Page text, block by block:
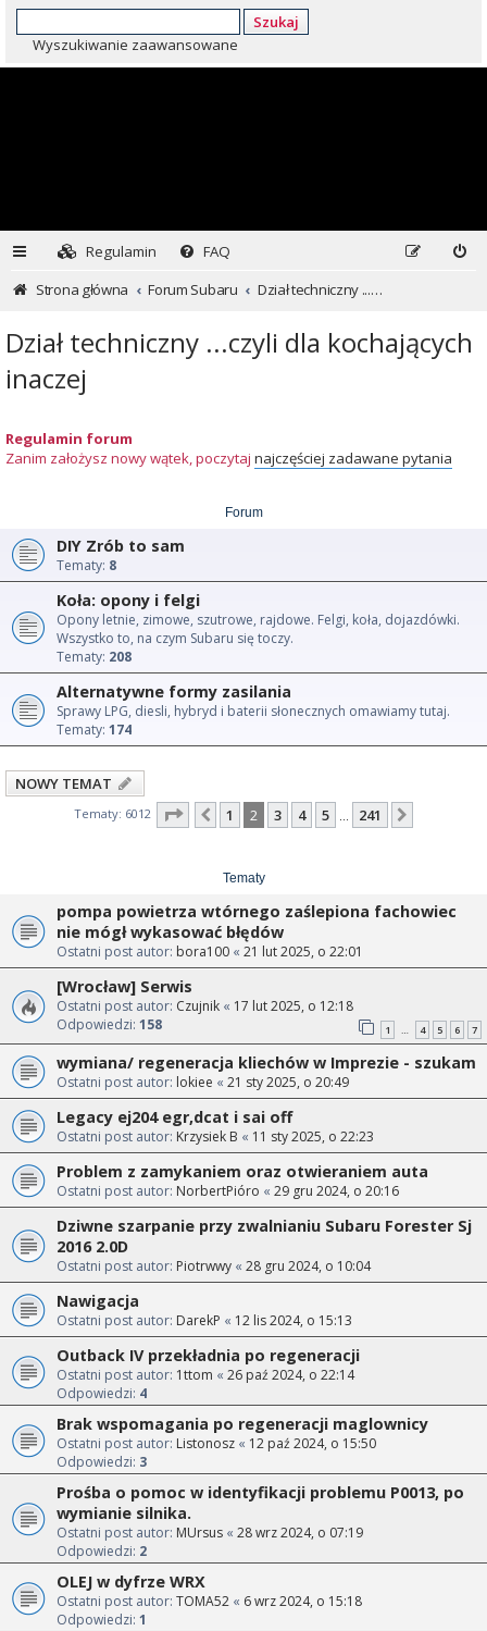
Szukaj
Wyszukiwanie zaawansowane
Regulamin
FAQ
Strona główna
Forum Subaru Dział techniczny ...czyli dla kochających inaczej
Dział techniczny ...czyli dla kochających
inaczej
Regulamin forum
Zanim założysz nowy wątek, poczytaj najczęściej zadawane pytania
Forum
DIY Zrób to sam
Tematy: 8
Koła: opony i felgi
Opony letnie, zimowe, szutrowe, rajdowe. Felgi, koła, dojazdówki.
Wszystko to, na czym Subaru się toczy.
Tematy: 208
Alternatywne formy zasilania
Sprawy LPG, diesli, hybryd i baterii słonecznych omawiamy tutaj.
Tematy: 174
NOWY TEMAT
Tematy: 6012 Strona z241
Poprzednia
1 2 3 4 5 241
Tematy
pompa powietrza wtórnego zaślepiona fachowiec
nie mógł wykasować błędów
Ostatni post autor: bora100 « 21 lut 2025, o 22:01
[Wrocław] Serwis
Ostatni post autor: Czujnik « 17 lut 2025, o 12:18
Odpowiedzi: 158 1 … 4 5 6 7
wymiana/ regeneracja kliechów w Imprezie - szukam
Ostatni post autor: lokiee « 21 sty 2025, o 20:49
Legacy ej204 egr,dcat i sai off
Ostatni post autor: Krzysiek B « 11 sty 2025, o 22:23
Problem z zamykaniem oraz otwieraniem auta
Ostatni post autor: NorbertPióro « 29 gru 2024, o 20:16
Dziwne szarpanie przy zwalnianiu Subaru Forester Sj
2016 2.0D
Ostatni post autor: Piotrwwy « 28 gru 2024, o 10:04
Nawigacja
Ostatni post autor: DarekP « 12 lis 2024, o 15:13
Outback IV przekładnia po regeneracji
Ostatni post autor: 1ttom « 26 paź 2024, o 22:14
Odpowiedzi: 4
Brak wspomagania po regeneracji maglownicy
Ostatni post autor: Listonosz « 12 paź 2024, o 15:50
Odpowiedzi: 3
Prośba o pomoc w identyfikacji problemu P0013, po
wymianie silnika.
Ostatni post autor: MUrsus « 28 wrz 2024, o 07:19
Odpowiedzi: 2
OLEJ w dyfrze WRX
Ostatni post autor: TOMA52 « 6 wrz 2024, o 15:18
Odpowiedzi: 1